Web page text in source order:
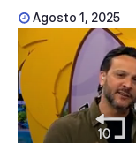
Agosto 1, 2025